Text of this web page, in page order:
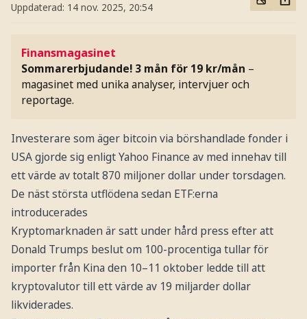
Uppdaterad: 14 nov. 2025, 20:54
Finansmagasinet
Sommarerbjudande! 3 mån för 19 kr/mån –
magasinet med unika analyser, intervjuer och
reportage.
Investerare som äger bitcoin via börshandlade fonder i
USA gjorde sig enligt Yahoo Finance av med innehav till
ett värde av totalt 870 miljoner dollar under torsdagen.
De näst största utflödena sedan ETF:erna
introducerades
Kryptomarknaden är satt under hård press efter att
Donald Trumps beslut om 100-procentiga tullar för
importer från Kina den 10–11 oktober ledde till att
kryptovalutor till ett värde av 19 miljarder dollar
likviderades.